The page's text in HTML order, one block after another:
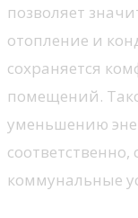
позволяет
отопление и
сохраняется
помещений.
уменьшению
коммунальные